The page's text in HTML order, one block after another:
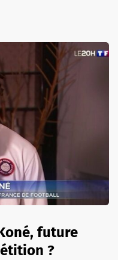
future
?